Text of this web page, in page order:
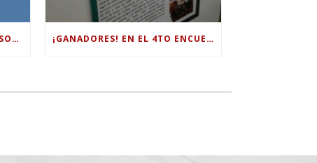
OBJETIVOS DE DESARROLLO SOSTENIBLE: PERSPECTIVAS DE UNA HOJA DE RUTA HACIA EL BIENESTAR ¡GANADORES! EN EL 4TO ENCUENTRO DE SEMILLEROS CIENCIA, ARTE E INNOVACIÓN” ORGANIZADO POR LA UNIVERSIDAD JORGE TADEO LOZANO.